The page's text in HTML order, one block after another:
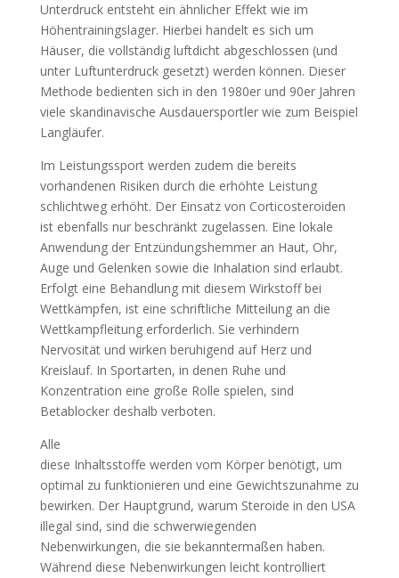
Unterdruck entsteht ein ähnlicher Effekt wie im
Höhentrainingslager. Hierbei handelt es sich um
Häuser, die vollständig luftdicht abgeschlossen (und
unter Luftunterdruck gesetzt) werden können. Dieser
Methode bedienten sich in den 1980er und 90er Jahren
viele skandinavische Ausdauersportler wie zum Beispiel
Langläufer.
Im Leistungssport werden zudem die bereits
vorhandenen Risiken durch die erhöhte Leistung
schlichtweg erhöht. Der Einsatz von Corticosteroiden
ist ebenfalls nur beschränkt zugelassen. Eine lokale
Anwendung der Entzündungshemmer an Haut, Ohr,
Auge und Gelenken sowie die Inhalation sind erlaubt.
Erfolgt eine Behandlung mit diesem Wirkstoff bei
Wettkämpfen, ist eine schriftliche Mitteilung an die
Wettkampfleitung erforderlich. Sie verhindern
Nervosität und wirken beruhigend auf Herz und
Kreislauf. In Sportarten, in denen Ruhe und
Konzentration eine große Rolle spielen, sind
Betablocker deshalb verboten.
Alle
diese Inhaltsstoffe werden vom Körper benötigt, um
optimal zu funktionieren und eine Gewichtszunahme zu
bewirken. Der Hauptgrund, warum Steroide in den USA
illegal sind, sind die schwerwiegenden
Nebenwirkungen, die sie bekanntermaßen haben.
Während diese Nebenwirkungen leicht kontrolliert